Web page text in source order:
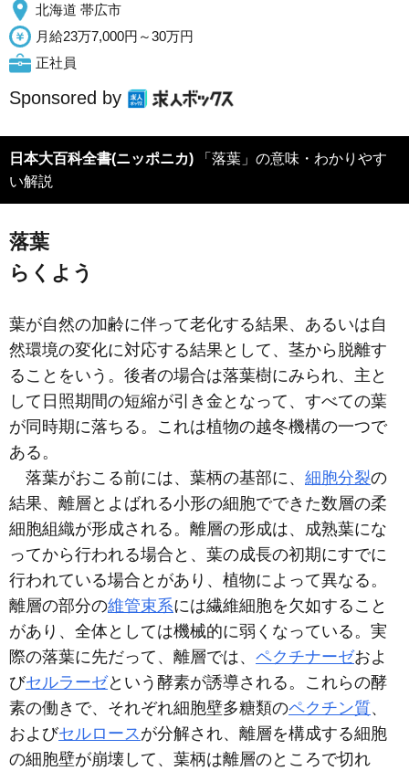
北海道 帯広市
月給23万7,000円～30万円
正社員
Sponsored by
日本大百科全書(ニッポニカ)
い解説
落葉
らくよう
葉が自然の加齢に伴って老化する結果、あるいは自
然環境の変化に対応する結果として、茎から脱離す
ることをいう。後者の場合は落葉樹にみられ、主と
して日照期間の短縮が引き金となって、すべての葉
が同時期に落ちる。これは植物の越冬機構の一つで
ある。
落葉がおこる前には、葉柄の基部に、 細胞分裂の
結果、離層とよばれる小形の細胞でできた数層の柔
細胞組織が形成される。離層の形成は、成熟葉にな
ってから行われる場合と、葉の成長の初期にすでに
行われている場合とがあり、植物によって異なる。
離層の部分の維管束系には繊維細胞を欠如すること
があり、全体としては機械的に弱くなっている。実
際の落葉に先だって、離層では、 ペクチナーゼおよ
びセルラーゼという酵素が誘導される。これらの酵
素の働きで、それぞれ細胞壁多糖類のペクチン質、
およびセルロースが分解され、離層を構成する細胞
の細胞壁が崩壊して、葉柄は離層のところで切れ